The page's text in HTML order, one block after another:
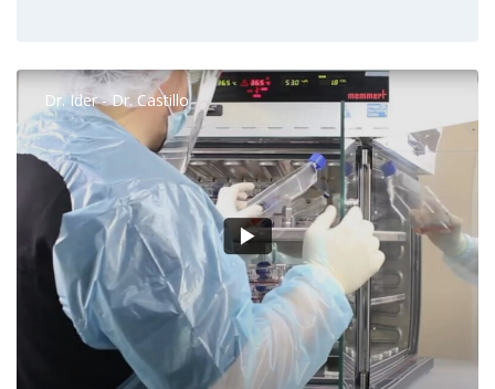
Dr. Ider - Dr. Castillo